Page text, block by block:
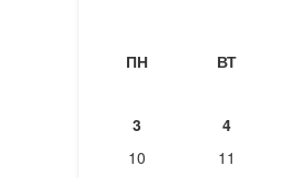
ПН
ВТ
3
4
10
11